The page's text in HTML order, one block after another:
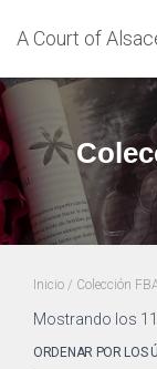
A Court of
Inicio / Colección
Mostrando los